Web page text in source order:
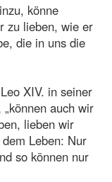
könne
zu lieben, wie er
die in uns die
XIV. in seiner
auch wir
lieben wir
Leben: Nur
so können nur